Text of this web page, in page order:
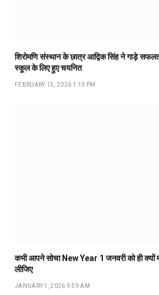
शिरोमणि संस्थान के छात्र आद्विक सिंह ने गाड़े
स्कूल के लिए हुए चयनित
FEBRUARY 15, 2026 1:13 PM
कभी आपने सोचा New Year 1 जनवरी को ही क्यों
लीजिए
JANUARY 1, 2026 9:59 AM